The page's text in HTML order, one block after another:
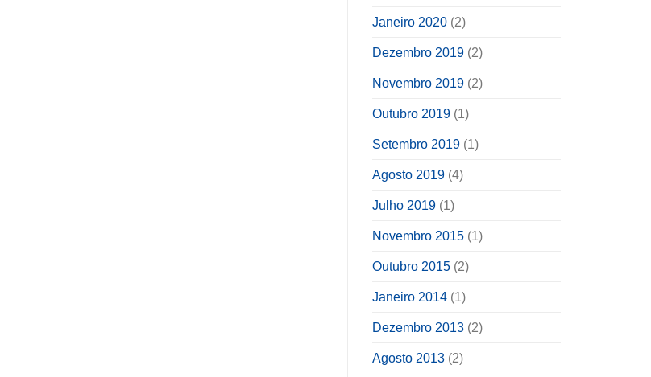
Janeiro 2020 (2)
Dezembro 2019 (2)
Novembro 2019 (2)
Outubro 2019 (1)
Setembro 2019 (1)
Agosto 2019 (4)
Julho 2019 (1)
Novembro 2015 (1)
Outubro 2015 (2)
Janeiro 2014 (1)
Dezembro 2013 (2)
Agosto 2013 (2)